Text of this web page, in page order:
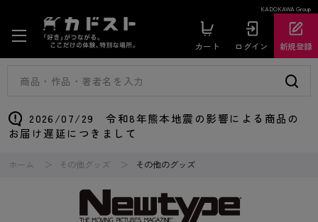
KADOKAWA Group
カート ログイン 新規登録
2026/07/29 令和8年熊本地震の影響による商品の
お届け遅延につきまして
ホーム その他グッズ その他のグッズ